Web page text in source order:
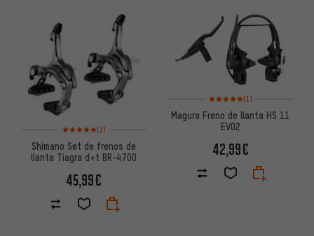
Valoración media: 5 de 5 basada en 1 reseñas
(1)
Shimano Set de frenos de
llanta Tiagra d+t BR-4700
45,99€
Valoración media: 5 de 5
(1)
Magura Freno de llanta HS 11
EVO2
42,99€